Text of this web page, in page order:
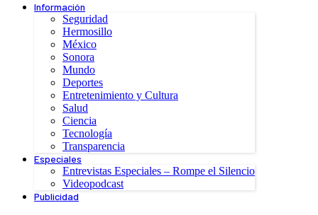
Información
Seguridad
Hermosillo
México
Sonora
Mundo
Deportes
Entretenimiento y Cultura
Salud
Ciencia
Tecnología
Transparencia
Especiales
Entrevistas Especiales – Rompe el Silencio
Videopodcast
Publicidad